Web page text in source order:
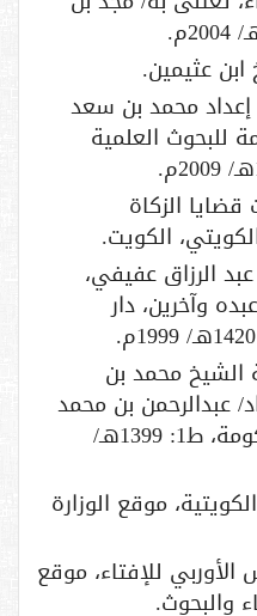
عثيمين.
إعداد محمد بن سعد
للبحوث العلمية
الزكاة
الكويت.
الرزاق عفيفي،
وآخرين، دار
محمد بن
عبدالرحمن بن محمد
بن قاسم، مطلعة الحكومة، ط1: 1399هـ/
موقع الوزارة
للإفتاء، موقع
والبحوث.